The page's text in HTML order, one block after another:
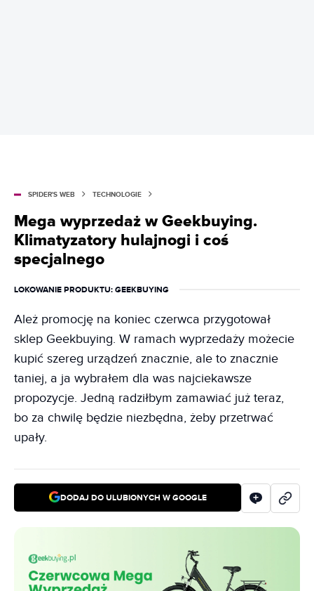
SPIDER'S WEB TECHNOLOGIE
Mega wyprzedaż w Geekbuying.
Klimatyzatory hulajnogi i coś
specjalnego
LOKOWANIE PRODUKTU: GEEKBUYING
Ależ promocję na koniec czerwca przygotował
sklep Geekbuying. W ramach wyprzedaży możecie
kupić szereg urządzeń znacznie, ale to znacznie
taniej, a ja wybrałem dla was najciekawsze
propozycje. Jedną radziłbym zamawiać już teraz,
bo za chwilę będzie niezbędna, żeby przetrwać
upały.
DODAJ DO ULUBIONYCH W GOOGLE